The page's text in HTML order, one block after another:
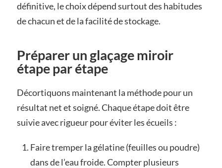
définitive, le choix dépend surtout des habitudes
de chacun et de la facilité de stockage.
Préparer un glaçage miroir
étape par étape
Décortiquons maintenant la méthode pour un
résultat net et soigné. Chaque étape doit être
suivie avec rigueur pour éviter les écueils :
Faire tremper la gélatine (feuilles ou poudre)
dans de l’eau froide. Compter plusieurs